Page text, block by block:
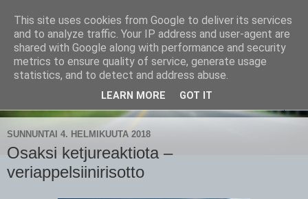
CampaSimpukka
kammen- ja kauhanpyöritystä
SUNNUNTAI 4. HELMIKUUTA 2018
Osaksi ketjureaktiota –
veriappelsiinirisotto
This site uses cookies from Google to deliver its services
and to analyze traffic. Your IP address and user-agent are
shared with Google along with performance and security
metrics to ensure quality of service, generate usage
statistics, and to detect and address abuse.
LEARN MORE GOT IT